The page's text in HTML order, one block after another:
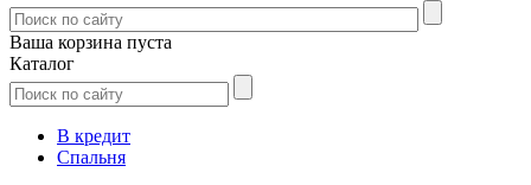
Ваша корзина пуста
Каталог
В кредит
Спальня